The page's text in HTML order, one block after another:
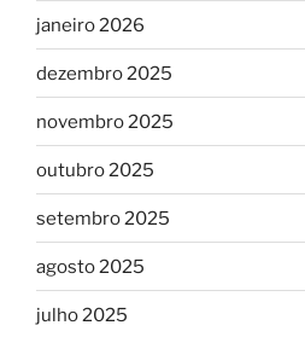
janeiro 2026
dezembro 2025
novembro 2025
outubro 2025
setembro 2025
agosto 2025
julho 2025